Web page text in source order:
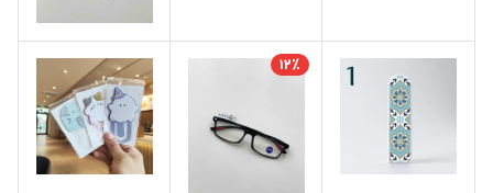
12٪